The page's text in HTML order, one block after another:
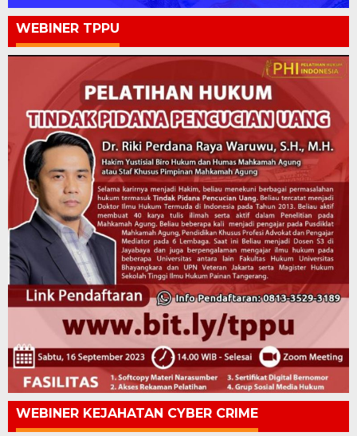
WEBINER TPPU
WEBINER KEJAHATAN CYBER CRIME